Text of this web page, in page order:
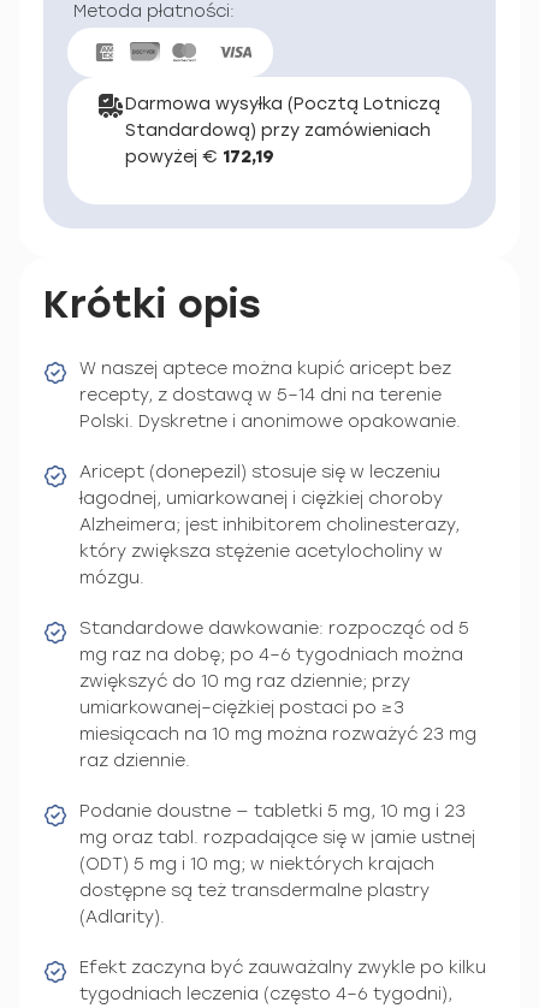
Metoda płatności:
Darmowa wysyłka (Pocztą Lotniczą
Standardową) przy zamówieniach
powyżej € 172,19
Krótki opis
W naszej aptece można kupić aricept bez
recepty, z dostawą w 5–14 dni na terenie
Polski. Dyskretne i anonimowe opakowanie.
Aricept (donepezil) stosuje się w leczeniu
łagodnej, umiarkowanej i ciężkiej choroby
Alzheimera; jest inhibitorem cholinesterazy,
który zwiększa stężenie acetylocholiny w
mózgu.
Standardowe dawkowanie: rozpocząć od 5
mg raz na dobę; po 4–6 tygodniach można
zwiększyć do 10 mg raz dziennie; przy
umiarkowanej–ciężkiej postaci po ≥3
miesiącach na 10 mg można rozważyć 23 mg
raz dziennie.
Podanie doustne — tabletki 5 mg, 10 mg i 23
mg oraz tabl. rozpadające się w jamie ustnej
(ODT) 5 mg i 10 mg; w niektórych krajach
dostępne są też transdermalne plastry
(Adlarity).
Efekt zaczyna być zauważalny zwykle po kilku
tygodniach leczenia (często 4–6 tygodni),